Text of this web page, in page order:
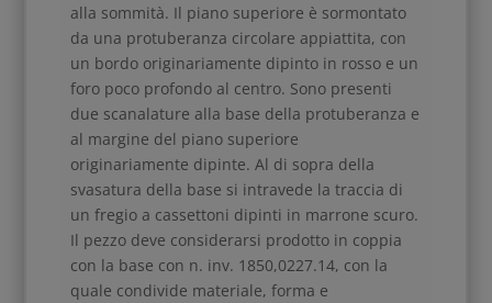
alla sommità. Il piano superiore è sormontato
da una protuberanza circolare appiattita, con
un bordo originariamente dipinto in rosso e un
foro poco profondo al centro. Sono presenti
due scanalature alla base della protuberanza e
al margine del piano superiore
originariamente dipinte. Al di sopra della
svasatura della base si intravede la traccia di
un fregio a cassettoni dipinti in marrone scuro.
Il pezzo deve considerarsi prodotto in coppia
con la base con n. inv. 1850,0227.14, con la
quale condivide materiale, forma e